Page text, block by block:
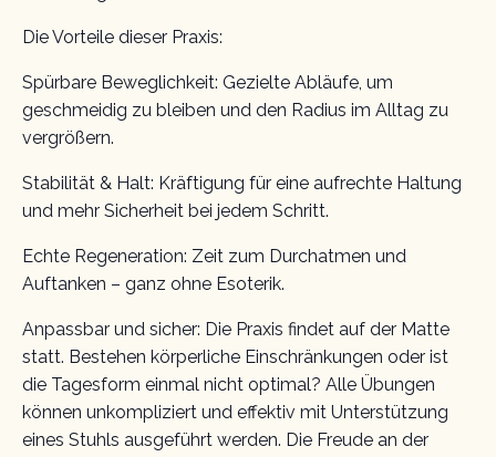
Die Vorteile dieser Praxis:
Spürbare Beweglichkeit: Gezielte Abläufe, um
geschmeidig zu bleiben und den Radius im Alltag zu
vergrößern.
Stabilität & Halt: Kräftigung für eine aufrechte Haltung
und mehr Sicherheit bei jedem Schritt.
Echte Regeneration: Zeit zum Durchatmen und
Auftanken – ganz ohne Esoterik.
Anpassbar und sicher: Die Praxis findet auf der Matte
statt. Bestehen körperliche Einschränkungen oder ist
die Tagesform einmal nicht optimal? Alle Übungen
können unkompliziert und effektiv mit Unterstützung
eines Stuhls ausgeführt werden. Die Freude an der